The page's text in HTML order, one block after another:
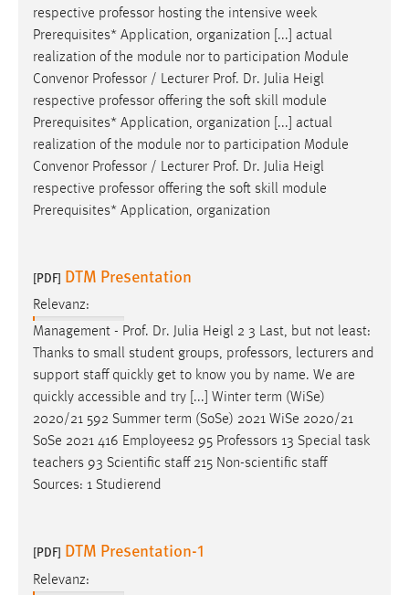
respective professor hosting the intensive week
Prerequisites* Application, organization [...] actual
realization of the module nor to participation Module
Convenor Professor / Lecturer Prof. Dr. Julia Heigl
respective professor offering the soft skill module
Prerequisites* Application, organization [...] actual
realization of the module nor to participation Module
Convenor Professor / Lecturer Prof. Dr. Julia Heigl
respective professor offering the soft skill module
Prerequisites* Application, organization
[PDF] DTM Presentation
Relevanz:
Management - Prof. Dr. Julia Heigl 2 3 Last, but not least:
Thanks to small student groups, professors, lecturers and
support staff quickly get to know you by name. We are
quickly accessible and try [...] Winter term (WiSe)
2020/21 592 Summer term (SoSe) 2021 WiSe 2020/21
SoSe 2021 416 Employees2 95 Professors 13 Special task
teachers 93 Scientific staff 215 Non-scientific staff
Sources: 1 Studierend
[PDF] DTM Presentation-1
Relevanz: